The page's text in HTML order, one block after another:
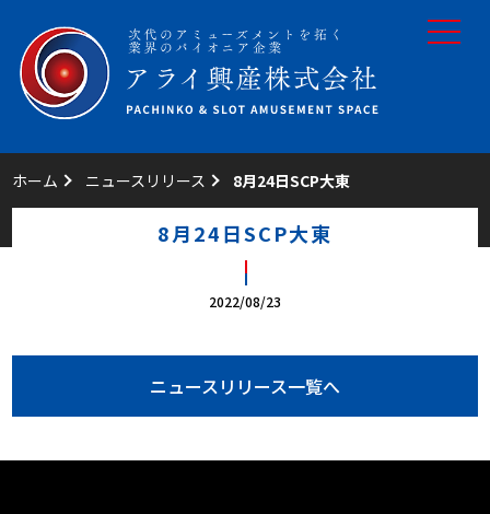
toggle
ホーム ニュースリリース 8月24日SCP大東
8月24日SCP大東
2022/08/23
ニュースリリース一覧へ